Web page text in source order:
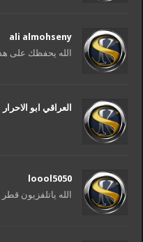
ali almohseny
الله يحفظك على
العراقي ابو الاحرار
loool5050
الله ياتلفزيون